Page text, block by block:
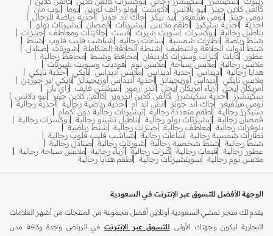
كالفن كلاين جينز نيو بالانس لاكوست بولو رالف لورين بوما
توب مان
تومي جينز تومي هيلفيغر تيد بيكر جاك اند جونز
أحذية رياضة للرجال
احذية
احذية سنيكرز أطقم ملابس تيشيرتات قمصان تيشيرتات بولو
بناطيل رجالية بوكسرات سويت شيرت فست جاكيتات ومعاطف جينزات
شنط رياضة نظارات شمسية ساعات رجاليه شباشب فليب فلوب
شنط
شنط أدوات الحلاقة والتنظيف
شنطة الحلاقة المتكاملة شورتات صنادل
عطور
كابات كنزات وسترات كارديغان محافظ وشنط محافظ رجالية
ملابس رجالية ملابس سباحة ملابس نوم هوديات وسويت شيرتات
هدايا رجالية أديداس أحذية أديداس ملابس أديداس نايكي أحذبة نايكي
ملابس نايكي أديداس أوريجينالز أحذية أديداس أوريجينالز
نايكي اير جوردن
أمريكان إيجل أزياء أمريكان إيجل أندر آرمور سيفنتي فايف راي بان
سكيتشرز
أحذية سكيتشرز كالفن كلاين اندروير كالفن كلاين جينز
نيو بالانس
تومي هيلفيغر
جاك اند جونز اتش اند ام أحذية رياضية رجالية أحذية رجالية
سنيكرز رجالية أطقم متعددة رجالية تيشيرتات رجالية دون أكمام
قمصان رجالية تيشيرتات بولو رجالية بناطيل تشينو رجالية بوكسرات رجالية
بلوفرات رجالية معاطف رجالية جينزات رجالية
شنط رياضية
نظارات شمسية رجالية
ساعات رجالية
شباشب فليب فلوب رجالية
شنط رجالية
شنط شخصية رجالية شورتات رجالية صنادل رجالية
عطور رجالية
قبعات رجالية كنزات رجالية أزياء رجالية ملابس سباحة رجالية
ملابس نوم رجالية
سويتشيرتات رجالية أطقم هدايا رجالية
الوجهة الأفضل للتسوق عبر الإنترنت في السعودية
يقدم لك متجر نمشي السعودية أونلاين أفضل مجموعة من المنتجات من أشهر العلامات
التجارية ليكون وجهتك الأولى للتسوق عبر الإنترنت في الرياض وجدة وكافة مدن